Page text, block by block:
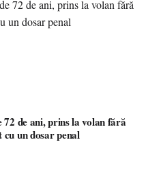
de ani, prins la volan fără
un dosar penal